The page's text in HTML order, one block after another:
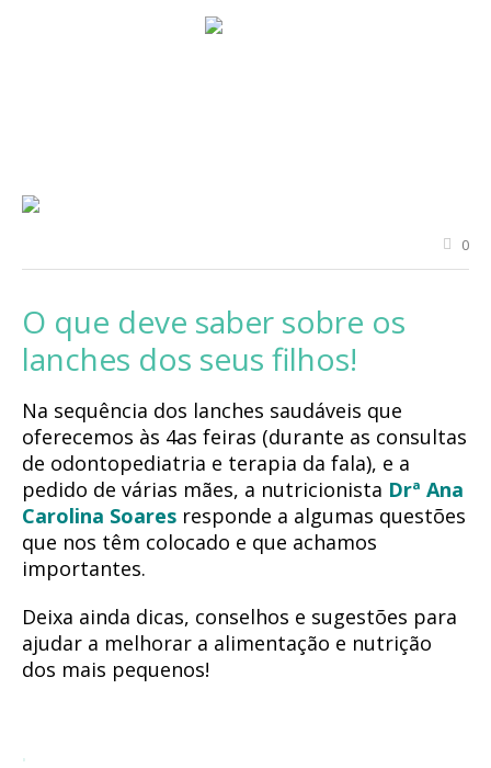
0
O que deve saber sobre os
lanches dos seus filhos!
Na sequência dos lanches saudáveis que
oferecemos às 4as feiras (durante as consultas
de odontopediatria e terapia da fala), e a
pedido de várias mães, a nutricionista Drª Ana
Carolina Soares responde a algumas questões
que nos têm colocado e que achamos
importantes.
Deixa ainda dicas, conselhos e sugestões para
ajudar a melhorar a alimentação e nutrição
dos mais pequenos!